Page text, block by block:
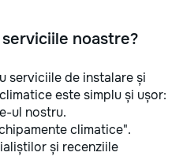
noastre?
serviciile de instalare și
este simplu și ușor:
ul nostru.
climatice".
și recenziile